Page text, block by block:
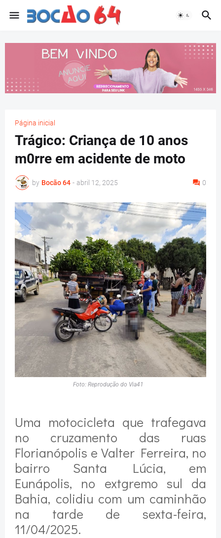
Página inicial
Trágico: Criança de 10 anos
m0rre em acidente de moto
by Bocão 64 - abril 12, 2025 0
Foto: Reprodução do Via41
Uma motocicleta que trafegava
no cruzamento das ruas
Florianópolis e Valter Ferreira, no
bairro Santa Lúcia, em
Eunápolis, no extgremo sul da
Bahia, colidiu com um caminhão
na tarde de sexta-feira,
11/04/2025.